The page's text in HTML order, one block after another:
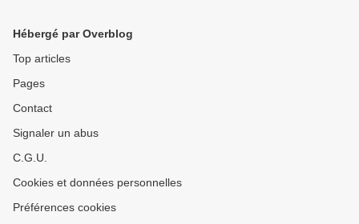
Hébergé par Overblog
Top articles
Pages
Contact
Signaler un abus
C.G.U.
Cookies et données personnelles
Préférences cookies